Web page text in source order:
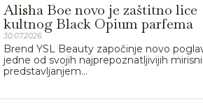
Alisha Boe novo je zaštitno lice
kultnog Black Opium parfema
30.07.2026.
Brend YSL Beauty započinje novo
jedne od svojih najprepoznatljivijih
predstavljanjem...